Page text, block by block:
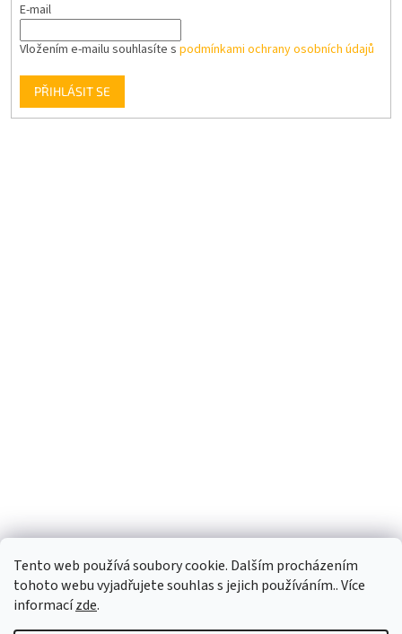
Tento web používá soubory cookie. Dalším procházením
tohoto webu vyjadřujete souhlas s jejich používáním.. Více
informacízde.
E-mail
Vložením e-mailu souhlasíte s podmínkami ochrany osobních údajů
PŘIHLÁSIT SE